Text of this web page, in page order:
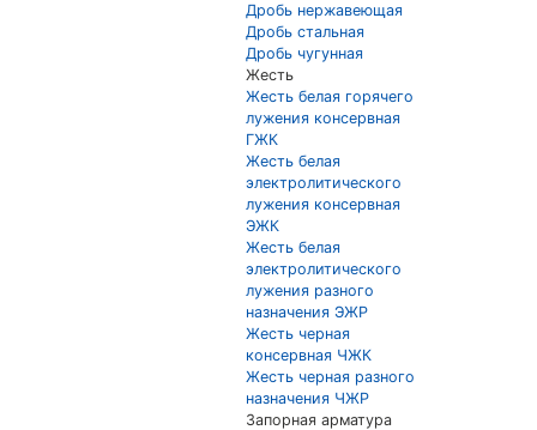
Дробь нержавеющая
Дробь стальная
Дробь чугунная
Жесть
Жесть белая горячего
лужения консервная
ГЖК
Жесть белая
электролитического
лужения консервная
ЭЖК
Жесть белая
электролитического
лужения разного
назначения ЭЖР
Жесть черная
консервная ЧЖК
Жесть черная разного
назначения ЧЖР
Запорная арматура